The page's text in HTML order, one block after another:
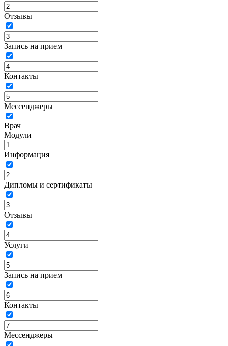
Отзывы
Запись на прием
Контакты
Мессенджеры
Врач
Модули
Информация
Дипломы и сертификаты
Отзывы
Услуги
Запись на прием
Контакты
Мессенджеры